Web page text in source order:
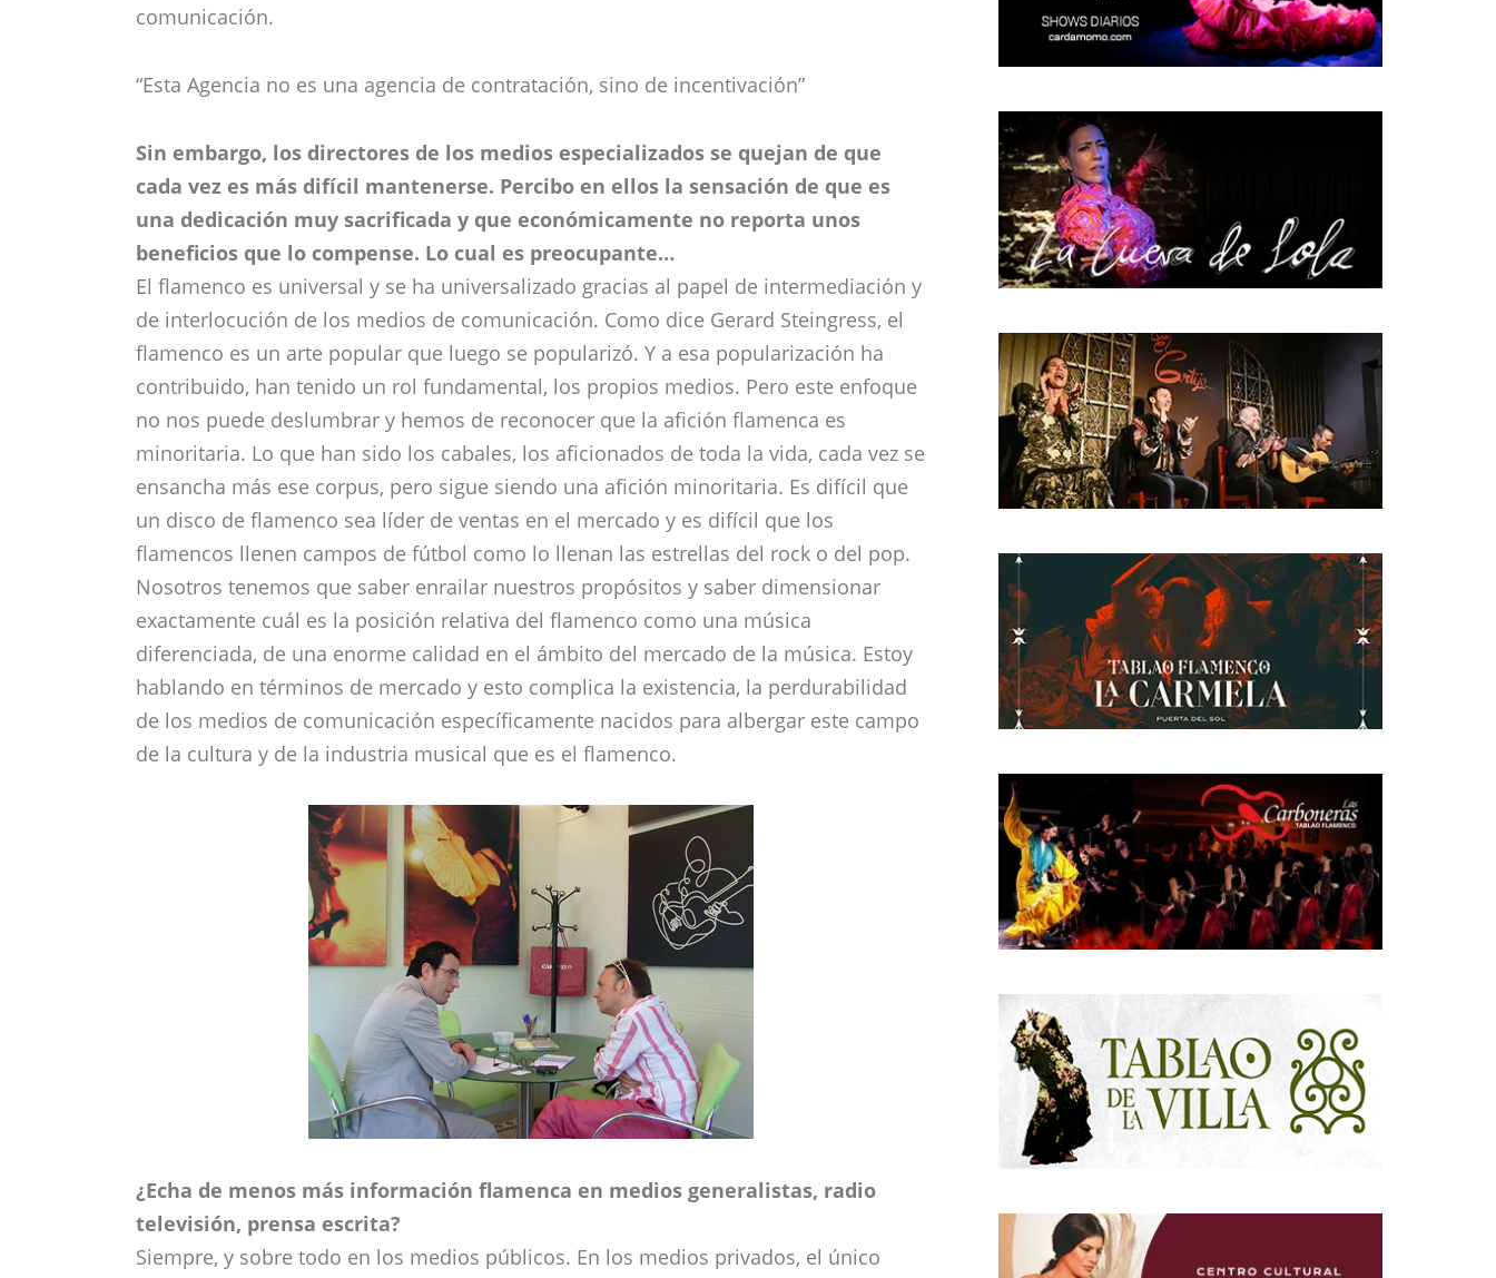
comunicación.
“Esta Agencia no es una agencia de contratación, sino de incentivación”
Sin embargo, los directores de los medios especializados se quejan de que
cada vez es más difícil mantenerse. Percibo en ellos la sensación de que es
una dedicación muy sacrificada y que económicamente no reporta unos
beneficios que lo compense. Lo cual es preocupante…
El flamenco es universal y se ha universalizado gracias al papel de intermediación y
de interlocución de los medios de comunicación. Como dice Gerard Steingress, el
flamenco es un arte popular que luego se popularizó. Y a esa popularización ha
contribuido, han tenido un rol fundamental, los propios medios. Pero este enfoque
no nos puede deslumbrar y hemos de reconocer que la afición flamenca es
minoritaria. Lo que han sido los cabales, los aficionados de toda la vida, cada vez se
ensancha más ese corpus, pero sigue siendo una afición minoritaria. Es difícil que
un disco de flamenco sea líder de ventas en el mercado y es difícil que los
flamencos llenen campos de fútbol como lo llenan las estrellas del rock o del pop.
Nosotros tenemos que saber enrailar nuestros propósitos y saber dimensionar
exactamente cuál es la posición relativa del flamenco como una música
diferenciada, de una enorme calidad en el ámbito del mercado de la música. Estoy
hablando en términos de mercado y esto complica la existencia, la perdurabilidad
de los medios de comunicación específicamente nacidos para albergar este campo
de la cultura y de la industria musical que es el flamenco.
¿Echa de menos más información flamenca en medios generalistas, radio
televisión, prensa escrita?
Siempre, y sobre todo en los medios públicos. En los medios privados, el único